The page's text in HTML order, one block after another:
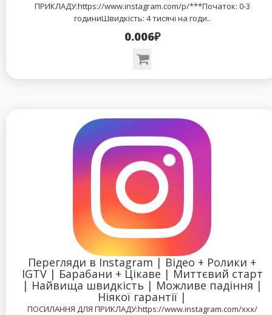
ПРИКЛАДУ:https://www.instagram.com/p/***Початок: 0-3
годиниШвидкість: 4 тисячі на годи..
0.006₽
Перегляди в Instagram | Відео + Ролики +
IGTV | Барабани + Цікаве | Миттєвий старт
| Найвища швидкість | Можливе падіння |
Ніякої гарантії |
ПОСИЛАННЯ ДЛЯ ПРИКЛАДУ:https://www.instagram.com/xxx/